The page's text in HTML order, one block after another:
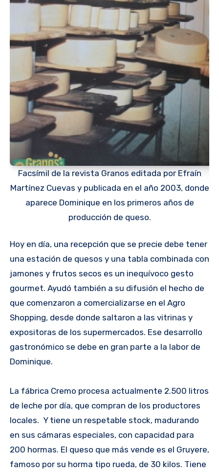
Facsímil de la revista Granos editada por Efraín
Martínez Cuevas y publicada en el año 2003, donde
aparece Dominique en los primeros años de
producción de queso.
Hoy en día, una recepción que se precie debe tener
una estación de quesos y una tabla combinada con
jamones y frutos secos es un inequívoco gesto
gourmet. Ayudó también a su difusión el hecho de
que comenzaron a comercializarse en el Agro
Shopping, desde donde saltaron a las vitrinas y
expositoras de los supermercados. Ese desarrollo
gastronómico se debe en gran parte a la labor de
Dominique.
La fábrica Cremo procesa actualmente 2.500 litros
de leche por día, que compran de los productores
locales. Y tiene un respetable stock, madurando
en sus cámaras especiales, con capacidad para
200 hormas. El queso que más vende es el Gruyere,
famoso por su horma tipo rueda, de 30 kilos. Tiene